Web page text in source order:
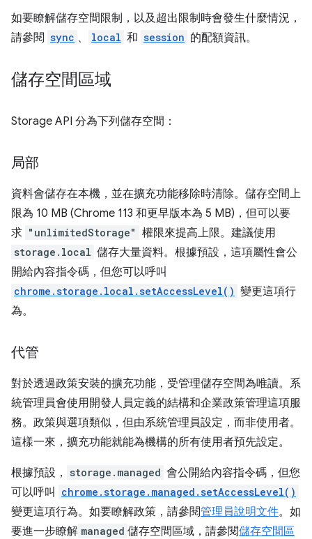
如要瞭解儲存空間限制，以及超出限制時會發生什麼情況，
請參閱 sync 、 local 和 session 的配額資訊。
儲存空間區域
Storage API 分為下列儲存空間：
局部
資料會儲存在本機，並在擴充功能移除時清除。儲存空間上
限為 10 MB (Chrome 113 和更早版本為 5 MB)，但可以要
求 "unlimitedStorage" 權限來提高上限。建議使用
storage.local 儲存大量資料。根據預設，這項屬性會公
開給內容指令碼，但您可以呼叫
chrome.storage.local.setAccessLevel() 變更這項行
為。
代管
對於透過政策安裝的擴充功能，受管理儲存空間為唯讀。系
統管理員會使用開發人員定義的結構和企業政策管理這項服
務。政策與選項類似，但由系統管理員設定，而非使用者。
這樣一來，擴充功能就能為機構的所有使用者預先設定。
根據預設， storage.managed 會公開給內容指令碼，但您
可以呼叫
chrome.storage.managed.setAccessLevel()
變更這項行為。如要瞭解政策，請參閱管理員說明文件。如
要進一步瞭解 managed 儲存空間區域，請參閱儲存空間區